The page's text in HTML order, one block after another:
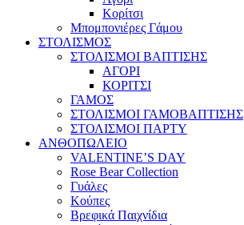
Κορίτσι
Μπομπονιέρες Γάμου
ΣΤΟΛΙΣΜΟΣ
ΣΤΟΛΙΣΜΟΙ ΒΑΠΤΙΣΗΣ
ΑΓΟΡΙ
ΚΟΡΙΤΣΙ
ΓΑΜΟΣ
ΣΤΟΛΙΣΜΟΙ ΓΑΜΟΒΑΠΤΙΣΗΣ
ΣΤΟΛΙΣΜΟΙ ΠΑΡΤΥ
ΑΝΘΟΠΩΛΕΙΟ
VALENTINE’S DAY
Rose Bear Collection
Γυάλες
Κούπες
Βρεφικά Παιχνίδια